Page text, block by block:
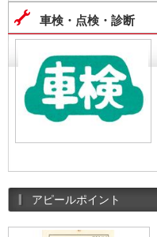
車検・点検・診断
アピールポイント